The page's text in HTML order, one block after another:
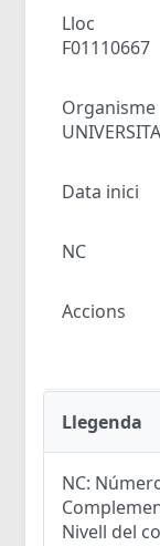
Lloc
F01110667
Organisme
Data inici
NC
Accions
Llegenda
NC:
Nivell del